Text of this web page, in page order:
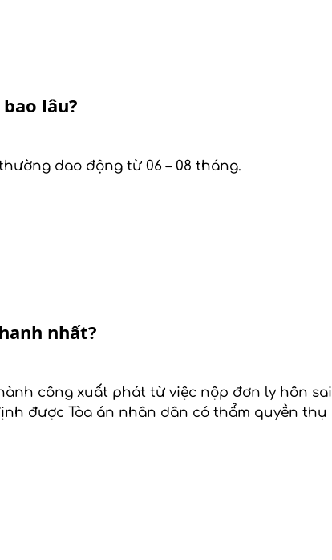
lâu?
dao động từ 06 – 08 tháng.
nhất?
công xuất phát từ việc nộp đơn ly hôn
được Tòa án nhân dân có thẩm quyền thụ